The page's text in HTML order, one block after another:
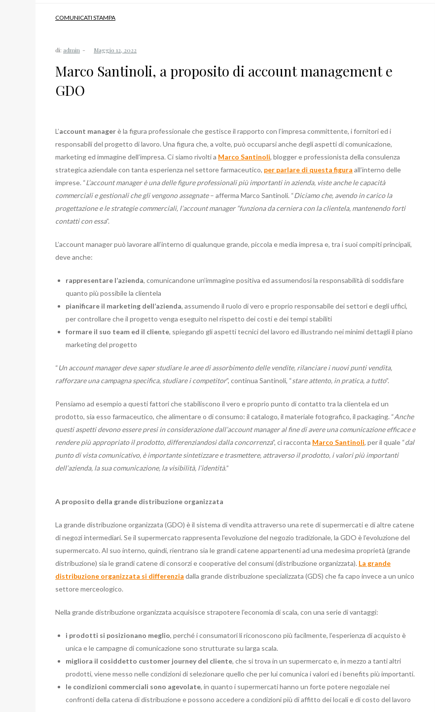
COMUNICATI STAMPA
di: admin
Marco Santinoli, a proposito di account management e
GDO
L’account managerè la figura professionale che gestisce il rapporto con l’impresa committente, i fornitori ed i
responsabili del progetto di lavoro. Una figura che, a volte, può occuparsi anche degli aspetti di comunicazione,
marketing ed immagine dell’impresa. Ci siamo rivolti a Marco Santinoli, blogger e professionista della consulenza
strategica aziendale con tanta esperienza nel settore farmaceutico, per parlare di questa figura all’interno delle
imprese. “L’account manager è una delle figure professionali più importanti in azienda, viste anche le capacità
commerciali e gestionali che gli vengono assegnate– afferma Marco Santinoli. “Diciamo che, avendo in carico la
progettazione e le strategie commerciali, l’account manager “funziona da cerniera con la clientela, mantenendo forti
contatti con essa”.
L’account manager può lavorare all’interno di qualunque grande, piccola e media impresa e, tra i suoi compiti principali,
deve anche:
rappresentare l’azienda, comunicandone un’immagine positiva ed assumendosi la responsabilità di soddisfare
quanto più possibile la clientela
pianificare il marketing dell’azienda, assumendo il ruolo di vero e proprio responsabile dei settori e degli uffici,
per controllare che il progetto venga eseguito nel rispetto dei costi e dei tempi stabiliti
formare il suo team ed il cliente, spiegando gli aspetti tecnici del lavoro ed illustrando nei minimi dettagli il piano
marketing del progetto
“Un account manager deve saper studiare le aree di assorbimento delle vendite, rilanciare i nuovi punti vendita,
rafforzare una campagna specifica, studiare i competitor”, continua Santinoli, “stare attento, in pratica, a tutto”.
Pensiamo ad esempio a questi fattori che stabiliscono il vero e proprio punto di contatto tra la clientela ed un
prodotto, sia esso farmaceutico, che alimentare o di consumo: il catalogo, il materiale fotografico, il packaging. “Anche
questi aspetti devono essere presi in considerazione dall’account manager al fine di avere una comunicazione efficace e
rendere più appropriato il prodotto, differenziandosi dalla concorrenza”, ci racconta Marco Santinoli, per il quale “dal
punto di vista comunicativo, è importante sintetizzare e trasmettere, attraverso il prodotto, i valori più importanti
dell’azienda, la sua comunicazione, la visibilità, l’identità.”
A proposito della grande distribuzione organizzata
La grande distribuzione organizzata (GDO) è il sistema di vendita attraverso una rete di supermercati e di altre catene
di negozi intermediari. Se il supermercato rappresenta l’evoluzione del negozio tradizionale, la GDO è l’evoluzione del
supermercato. Al suo interno, quindi, rientrano sia le grandi catene appartenenti ad una medesima proprietà (grande
distribuzione) sia le grandi catene di consorzi e cooperative del consumi (distribuzione organizzata). La grande
distribuzione organizzata si differenzia dalla grande distribuzione specializzata (GDS) che fa capo invece a un unico
settore merceologico.
Nella grande distribuzione organizzata acquisisce strapotere l’economia di scala, con una serie di vantaggi:
i prodotti si posizionano meglio, perché i consumatori li riconoscono più facilmente, l’esperienza di acquisto è
unica e le campagne di comunicazione sono strutturate su larga scala.
migliora il cosiddetto customer journey del cliente, che si trova in un supermercato e, in mezzo a tanti altri
prodotti, viene messo nelle condizioni di selezionare quello che per lui comunica i valori ed i benefits più importanti.
le condizioni commerciali sono agevolate, in quanto i supermercati hanno un forte potere negoziale nei
confronti della catena di distribuzione e possono accedere a condizioni più di affitto dei locali e di costo del lavoro